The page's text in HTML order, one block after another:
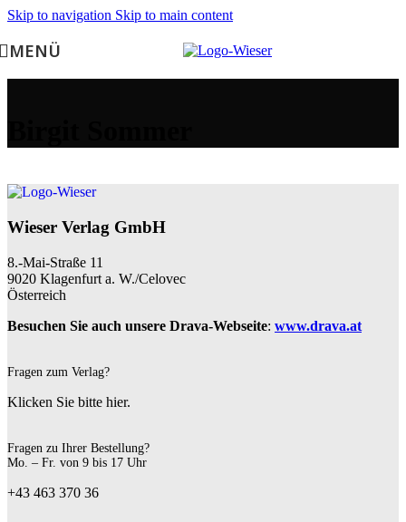
Skip to navigation Skip to main content
MENÜ
Wieser Verlag GmbH
8.-Mai-Straße 11
9020 Klagenfurt a. W./Celovec
Österreich
Besuchen Sie auch unsere Drava-Webseite: www.drava.at
Fragen zum Verlag?
Klicken Sie bitte hier.
Fragen zu Ihrer Bestellung?
Mo. – Fr. von 9 bis 17 Uhr
+43 463 370 36